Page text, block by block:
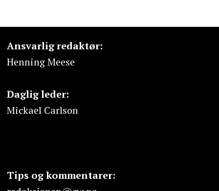
Ansvarlig redaktør:
Henning Meese
Daglig leder:
Mickael Carlson
Tips og kommentarer: